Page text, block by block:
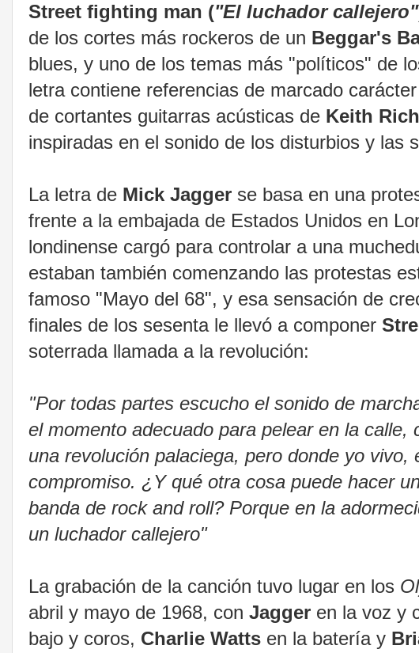
Street fighting man ("El luchador callejero"
de los cortes más rockeros de un Beggar's
blues, y uno de los temas más "políticos" de
letra contiene referencias de marcado
de cortantes guitarras acústicas de Keith
inspiradas en el sonido de los disturbios y las
La letra de Mick Jagger se basa en una
frente a la embajada de Estados Unidos en
londinense cargó para controlar a una
estaban también comenzando las protestas
famoso "Mayo del 68", y esa sensación de
finales de los sesenta le llevó a componer
soterrada llamada a la revolución:
"Por todas partes escucho el sonido de
el momento adecuado para pelear en la
una revolución palaciega, pero donde yo
compromiso. ¿Y qué otra cosa puede hacer
banda de rock and roll? Porque en la
un luchador callejero"
La grabación de la canción tuvo lugar en los
abril y mayo de 1968, con Jagger en la voz y
bajo y coros, Charlie Watts en la batería y